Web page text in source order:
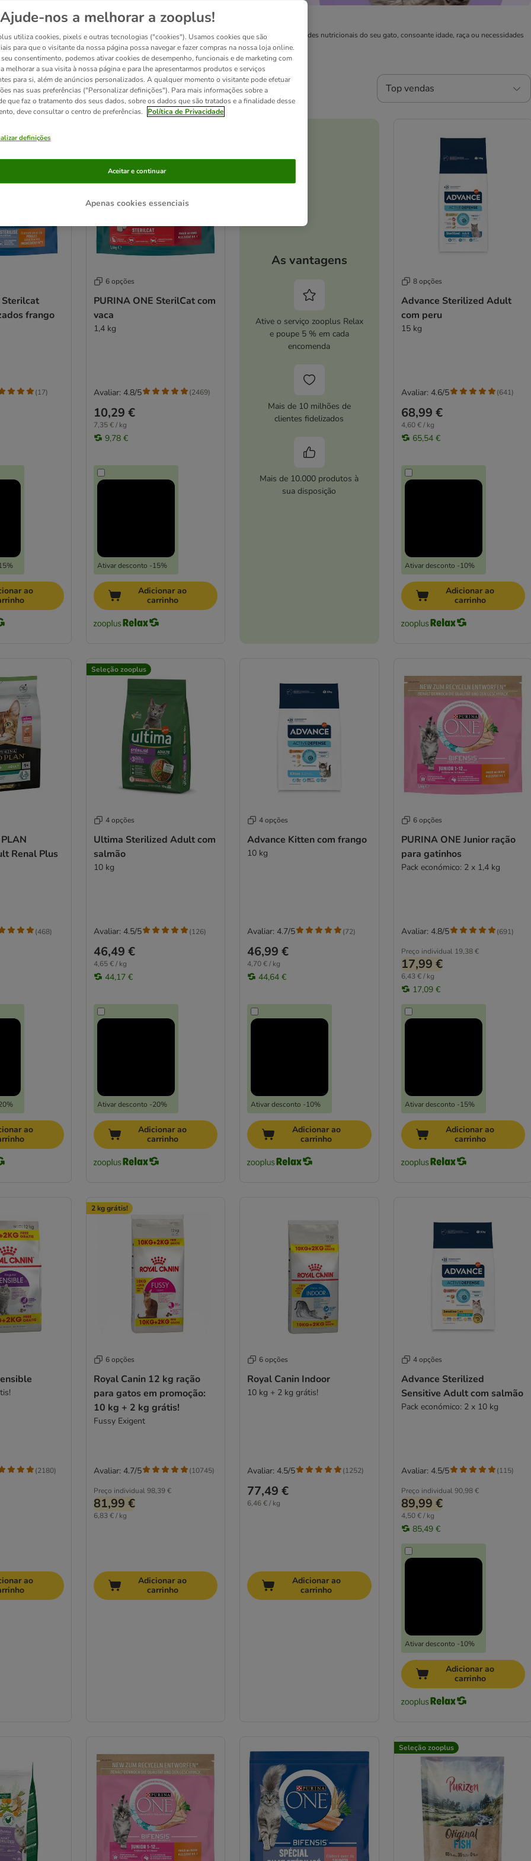
uma grande seleção de rações para o seu gato. Encontre a ração que preenche as necessidades nutricionais do seu gato, consoante idade, raça ou necessidades
Top vendas
been changed
Sterilcat
frango
(17)
ao
6 opções
PURINA ONE SterilCat com
vaca
1,4 kg
10,29 €
7,35 € / kg
9,78 €
Ativar desconto -15%
Avaliar: 4.8/5 (2469)
Adicionar ao
carrinho
As vantagens
Ative o serviço zooplus Relax
e poupe 5 % em cada
encomenda
Mais de 10 milhões de
clientes fidelizados
Mais de 10.000 produtos à
sua disposição
8 opções
Advance Sterilized Adult
com peru
15 kg
68,99 €
4,60 € / kg
65,54 €
Ativar desconto -10%
Avaliar: 4.6/5 (641)
Adicionar ao
carrinho
Renal Plus
(468)
ao
Seleção zooplus
4 opções
Ultima Sterilized Adult com
salmão
10 kg
46,49 €
4,65 € / kg
44,17 €
Ativar desconto -20%
Avaliar: 4.5/5 (126)
Adicionar ao
carrinho
4 opções
Advance Kitten com frango
10 kg
46,99 €
4,70 € / kg
44,64 €
Ativar desconto -10%
Avaliar: 4.7/5 (72)
Adicionar ao
carrinho
6 opções
PURINA ONE Junior ração
para gatinhos
Pack económico: 2 x 1,4 kg
Preço individual 19,38 €
17,99 €
6,43 € / kg
17,09 €
Ativar desconto -15%
Avaliar: 4.8/5 (691)
Adicionar ao
carrinho
(2180)
ao
2 kg grátis!
6 opções
Royal Canin 12 kg ração
para gatos em promoção:
10 kg + 2 kg grátis!
Fussy Exigent
Preço individual 98,39 €
81,99 €
6,83 € / kg
Avaliar: 4.7/5 (10745)
Adicionar ao
carrinho
6 opções
Royal Canin Indoor
10 kg + 2 kg grátis!
77,49 €
6,46 € / kg
Avaliar: 4.5/5 (1252)
Adicionar ao
carrinho
4 opções
Advance Sterilized
Sensitive Adult com salmão
Pack económico: 2 x 10 kg
Preço individual 90,98 €
89,99 €
4,50 € / kg
85,49 €
Ativar desconto -10%
Avaliar: 4.5/5 (115)
Adicionar ao
carrinho
Seleção zooplus
Ajude-nos a melhorar a zooplus!
utiliza cookies, pixels e outras tecnologias ("cookies"). Usamos cookies que são
para que o visitante da nossa página possa navegar e fazer compras na nossa loja online.
consentimento, podemos ativar cookies de desempenho, funcionais e de marketing com
melhorar a sua visita à nossa página e para lhe apresentarmos produtos e serviços
para si, além de anúncios personalizados. A qualquer momento o visitante pode efetuar
nas suas preferências ("Personalizar definições"). Para mais informações sobre a
que faz o tratamento dos seus dados, sobre os dados que são tratados e a finalidade desse
deve consultar o centro de preferências.
Política de Privacidade
definições
Apenas cookies essenciais
Aceitar e continuar